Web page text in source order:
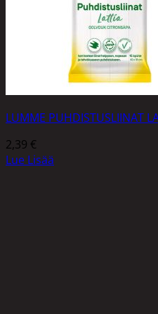
LUMME PUHDISTUSLIINAT
2,39 €
Lue Lisää